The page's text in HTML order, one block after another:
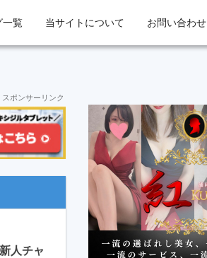
一覧 当サイトについて お問い合わせ
スポンサーリンク
人チャ
の
サ
イ
ド
ー